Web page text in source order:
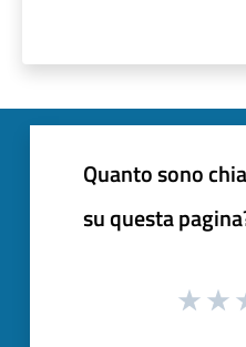
Quanto sono
su questa